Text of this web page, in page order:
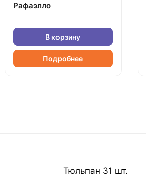
Рафаэлло
В корзину
Подробнее
Тюльпан 31 шт.